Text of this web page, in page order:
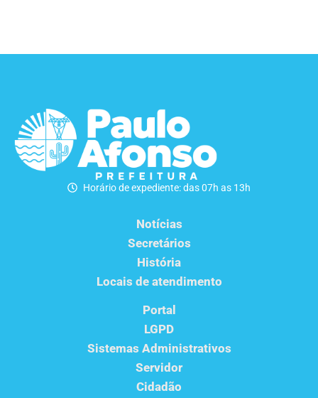
Horário de expediente: das 07h as 13h
Notícias
Secretários
História
Locais de atendimento
Portal
LGPD
Sistemas Administrativos
Servidor
Cidadão